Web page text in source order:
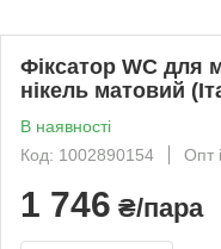
Фіксатор WC для
нікель матовий
В наявності
Код: 1002890154
Опт
1 746 ₴/пара